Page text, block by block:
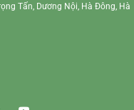
Tấn, Dương Nội, Hà Đông, Hà